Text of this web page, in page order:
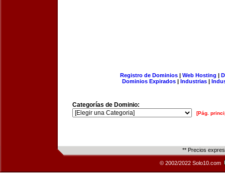
Registro de Dominios| Web Hosting |
Dominios Expirados | Industrias |
Categorías de Dominio:
[Pág.
** Precios
© 2002/2022 Solo10.com